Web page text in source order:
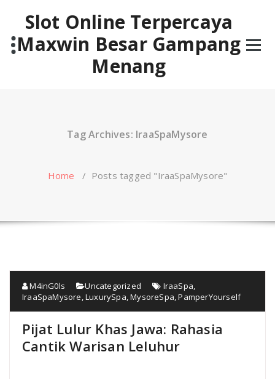
contentSlot Online Terpercaya
Maxwin Besar Gampang
Menang
Tag Archives: IraaSpaMysore
Home / Posts tagged "IraaSpaMysore"
M4inG0ls Uncategorized IraaSpa
IraaSpaMysore ,LuxurySpa ,MysoreSpa ,PamperYourself
Pijat Lulur Khas Jawa: Rahasia
Cantik Warisan Leluhur